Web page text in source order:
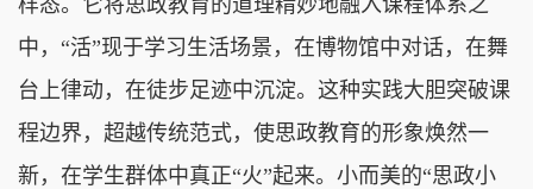
中，“活”现于学习生活场景，在博物馆中对话，在舞
台上律动，在徒步足迹中沉淀。这种实践大胆突破课
程边界，超越传统范式，使思政教育的形象焕然一
新，在学生群体中真正“火”起来。小而美的“思政小